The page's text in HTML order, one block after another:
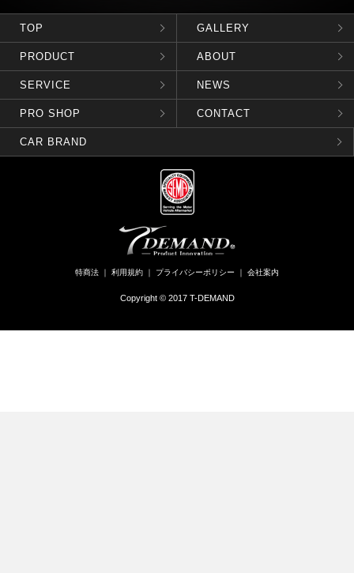
TOP GALLERY
PRODUCT ABOUT
SERVICE NEWS
PRO SHOP CONTACT
CAR BRAND
特商法 利用規約 プライバシーポリシー 会社案内
Copyright © 2017 T-DEMAND